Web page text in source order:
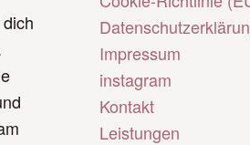
Impressum
instagram
Kontakt
Leistungen